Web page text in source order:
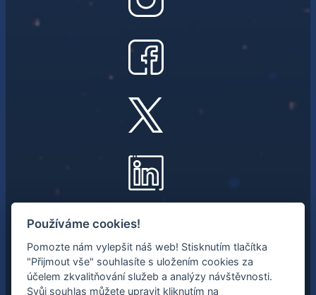
NEWSLETTER
Mějte přehled o nejnovějších
vesmírných aktivitách.
Používáme cookies!
Pomozte nám vylepšit náš web! Stisknutím tlačítka
"Přijmout vše" souhlasíte s uložením cookies za
účelem zkvalitňování služeb a analýzy návštěvnosti.
Svůj souhlas můžete upravit kliknutím na